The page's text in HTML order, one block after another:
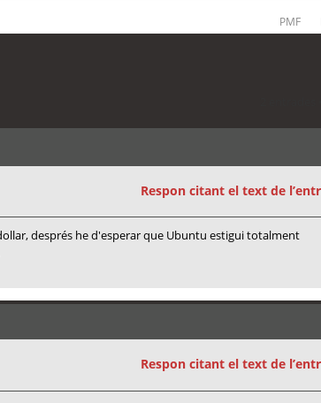
PMF
Respon citant el text de
després he d'esperar que Ubuntu estigui totalment
Respon citant el text de